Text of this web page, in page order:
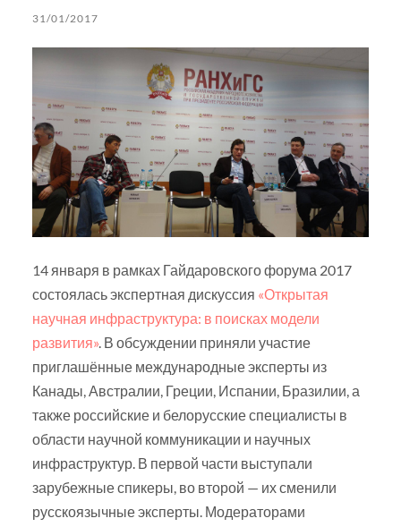
31/01/2017
14 января в рамках Гайдаровского форума 2017
состоялась экспертная дискуссия «Открытая
научная инфраструктура: в поисках модели
развития». В обсуждении приняли участие
приглашённые международные эксперты из
Канады, Австралии, Греции, Испании, Бразилии, а
также российские и белорусские специалисты в
области научной коммуникации и научных
инфраструктур. В первой части выступали
зарубежные спикеры, во второй — их сменили
русскоязычные эксперты. Модераторами